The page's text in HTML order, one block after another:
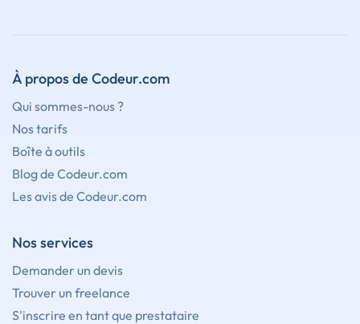
À propos de Codeur.com
Qui sommes-nous ?
Nos tarifs
Boîte à outils
Blog de Codeur.com
Les avis de Codeur.com
Nos services
Demander un devis
Trouver un freelance
S'inscrire en tant que prestataire